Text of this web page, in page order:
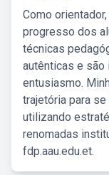
Como
progresso dos
técnicas
autênticas e são
entusiasmo.
trajetória para
utilizando
renomadas
fdp.aau.edu.et.